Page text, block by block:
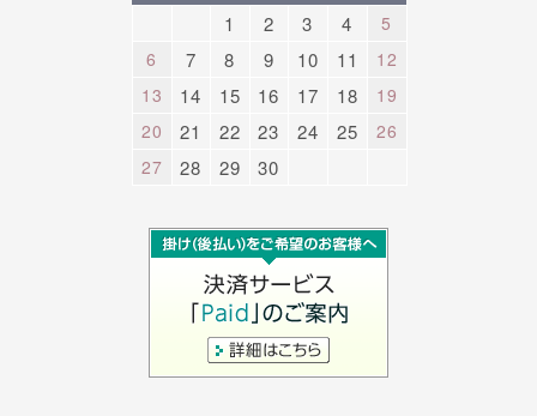
1 2 3 4
5
6
7 8 9 10 11
12
13
14 15 16 17 18
19
20
21 22 23 24 25
26
27
28 29 30